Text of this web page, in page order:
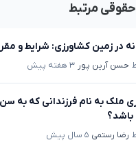
مرتبط
در زمین کشاورزی: شرایط و
حسن آرین پور ۳ هفته پیش
ملک به نام فرزندانی که به سن
باشد؟
رضا رستمی ۵ سال پیش